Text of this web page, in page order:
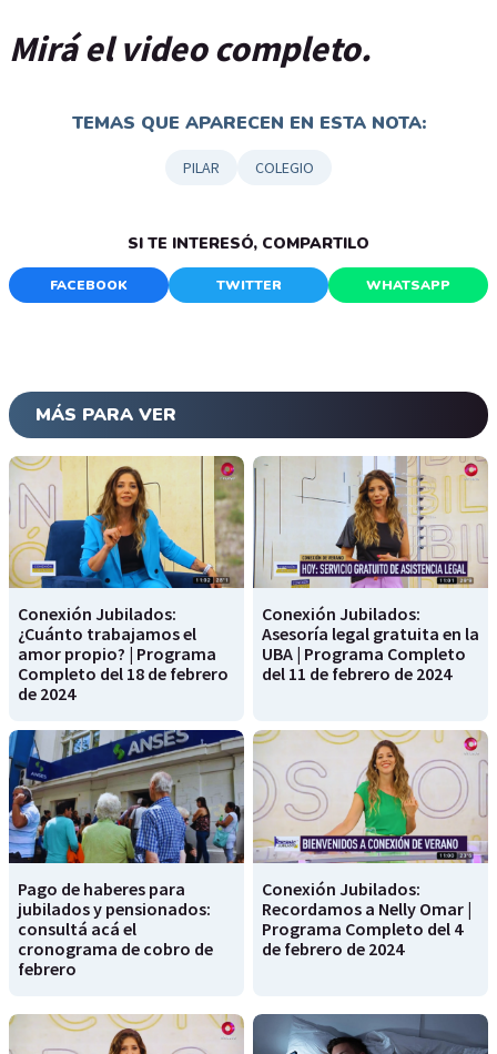
Mirá el video completo.
TEMAS QUE APARECEN EN ESTA NOTA:
PILAR COLEGIO
SI TE INTERESÓ, COMPARTILO
FACEBOOK TWITTER WHATSAPP
MÁS PARA VER
Conexión Jubilados:
¿Cuánto trabajamos el
amor propio? | Programa
Completo del 18 de febrero
de 2024
Conexión Jubilados:
Asesoría legal gratuita en la
UBA | Programa Completo
del 11 de febrero de 2024
Pago de haberes para
jubilados y pensionados:
consultá acá el
cronograma de cobro de
febrero
Conexión Jubilados:
Recordamos a Nelly Omar |
Programa Completo del 4
de febrero de 2024